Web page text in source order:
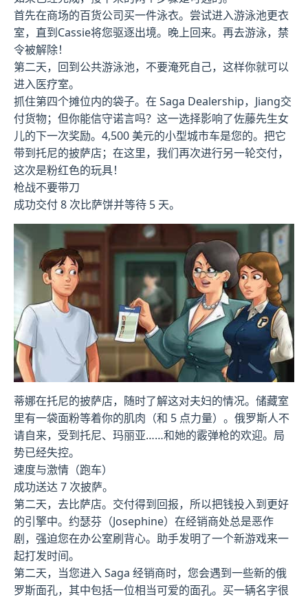
首先在商场的百货公司买一件泳衣。尝试进入游泳池更衣
室，直到Cassie将您驱逐出境。晚上回来。再去游泳，禁
令被解除！
第二天，回到公共游泳池，不要淹死自己，这样你就可以
进入医疗室。
抓住第四个摊位内的袋子。在 Saga Dealership，Jiang交
付货物；但你能信守诺言吗？这一选择影响了佐藤先生女
儿的下一次奖励。4,500 美元的小型城市车是您的。把它
带到托尼的披萨店；在这里，我们再次进行另一轮交付，
这次是粉红色的玩具！
枪战不要带刀
成功交付 8 次比萨饼并等待 5 天。
蒂娜在托尼的披萨店，随时了解这对夫妇的情况。储藏室
里有一袋面粉等着你的肌肉（和 5 点力量）。俄罗斯人不
请自来，受到托尼、玛丽亚……和她的霰弹枪的欢迎。局
势已经失控。
速度与激情（跑车）
成功送达 7 次披萨。
第二天，去比萨店。交付得到回报，所以把钱投入到更好
的引擎中。约瑟芬（Josephine）在经销商处总是恶作
剧，强迫您在办公室刷背心。助手发明了一个新游戏来一
起打发时间。
第二天，当您进入 Saga 经销商时，您会遇到一些新的俄
罗斯面孔，其中包括一位相当可爱的面孔。买一辆名字很